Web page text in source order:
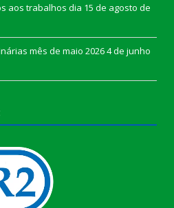
aos trabalhos dia 15 de agosto de
mês de maio 20264 de junho